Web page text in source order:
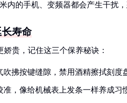
内的手机、变频器都会产生干扰
寿命
贵，记住这三个保养秘诀：
吹拂按键缝隙，禁用酒精擦拭刻度
准，像给机械表上发条一样养成习